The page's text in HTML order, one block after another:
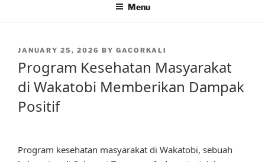
Menu
POSTED
JANUARY 25, 2026 BY GACORKALI
Program Kesehatan Masyarakat
di Wakatobi Memberikan Dampak
Positif
Program kesehatan masyarakat di Wakatobi, sebuah